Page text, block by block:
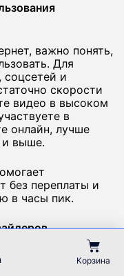
важно понять,
Для
соцсетей и
скорости
видео в высоком
в
онлайн, лучше
и выше.
без переплаты и
в часы пик.
на
Корзина